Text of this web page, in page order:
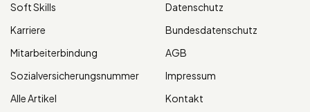
Soft Skills
Karriere
Mitarbeiterbindung
Sozialversicherungsnummer
Alle Artikel
Datenschutz
Bundesdatenschutz
AGB
Impressum
Kontakt